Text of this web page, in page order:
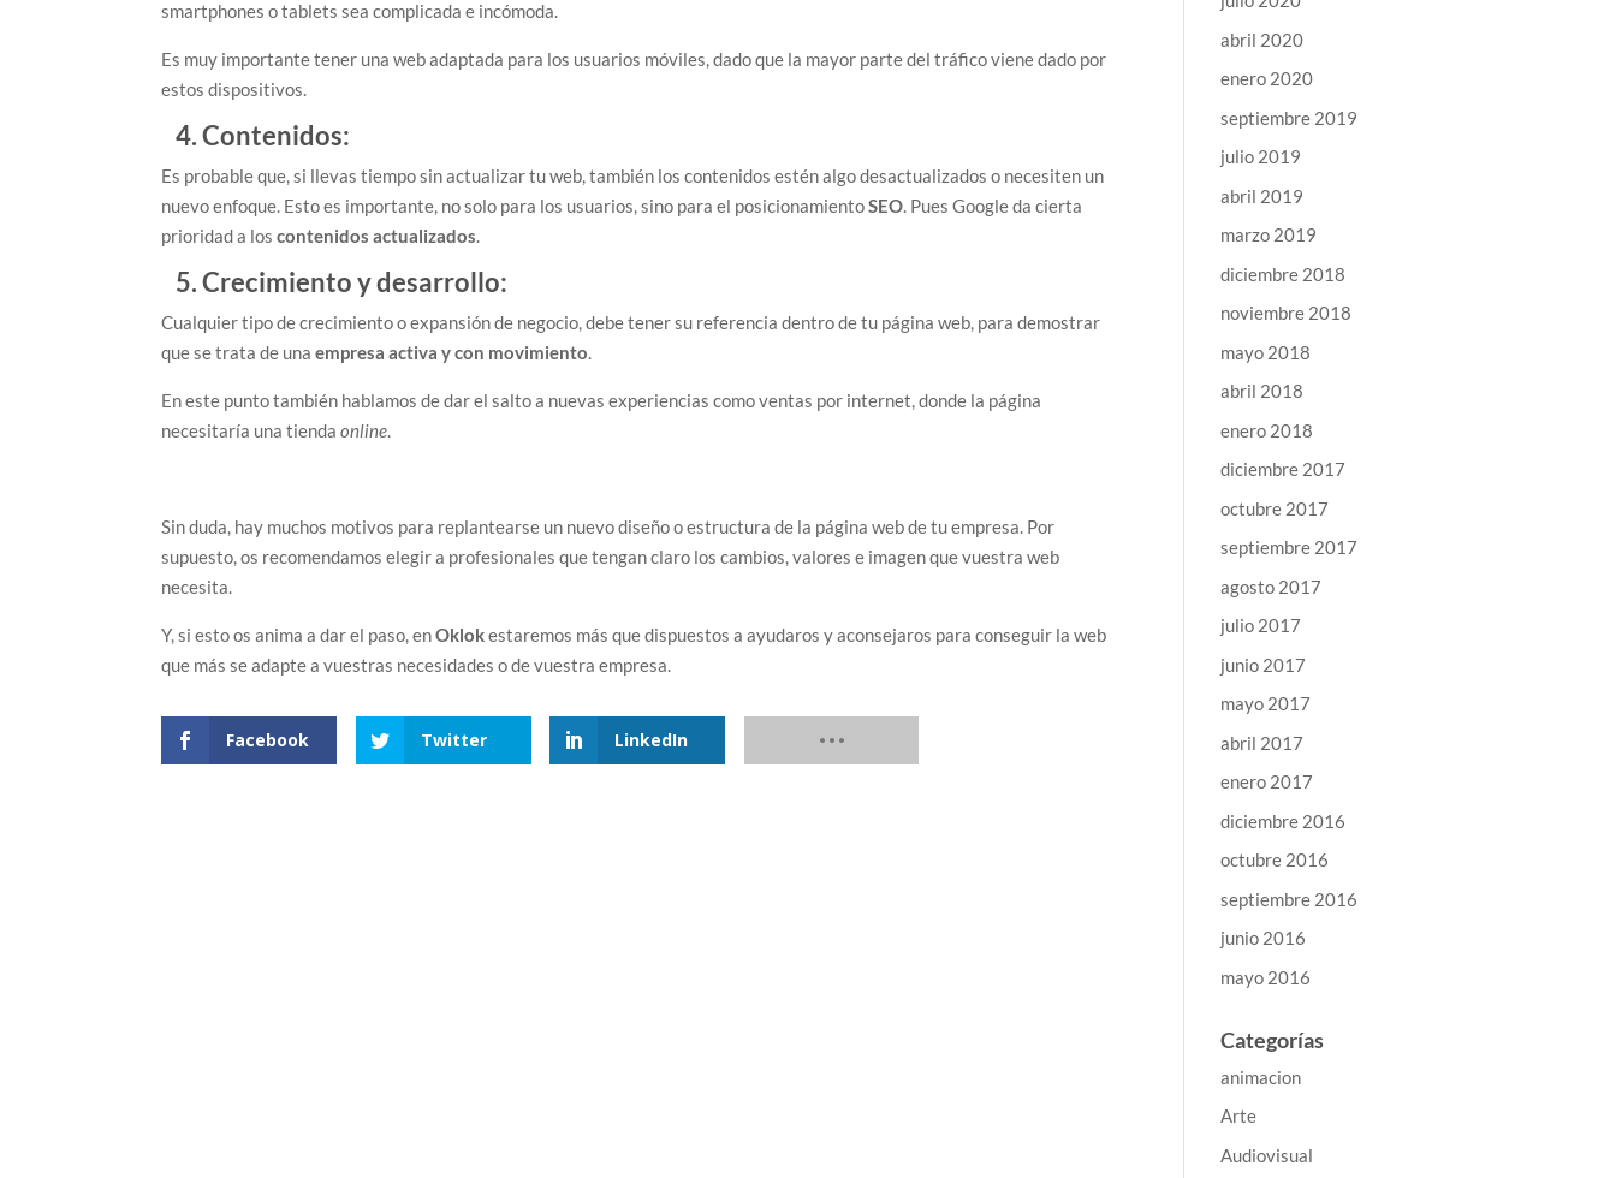
smartphones o tablets sea complicada e incómoda.
Es muy importante tener una web adaptada para los usuarios móviles, dado que la mayor parte del tráfico viene dado por
estos dispositivos.
4. Contenidos:
Es probable que, si llevas tiempo sin actualizar tu web, también los contenidos estén algo desactualizados o necesiten un
nuevo enfoque. Esto es importante, no solo para los usuarios, sino para el posicionamientoSEO. Pues Google da cierta
prioridad a loscontenidos actualizados.
5. Crecimiento y desarrollo:
Cualquier tipo de crecimiento o expansión de negocio, debe tener su referencia dentro de tu página web, para demostrar
que se trata de unaempresa activa y con movimiento.
En este punto también hablamos de dar el salto a nuevas experiencias como ventas por internet, donde la página
necesitaría una tiendaonline.
Sin duda, hay muchos motivos para replantearse un nuevo diseño o estructura de la página web de tu empresa. Por
supuesto, os recomendamos elegir a profesionales que tengan claro los cambios, valores e imagen que vuestra web
necesita.
Y, si esto os anima a dar el paso, enOklokestaremos más que dispuestos a ayudaros y aconsejaros para conseguir la web
que más se adapte a vuestras necesidades o de vuestra empresa.
Facebook Twitter LinkedIn
abril 2020
enero 2020
septiembre 2019
julio 2019
abril 2019
marzo 2019
diciembre 2018
noviembre 2018
mayo 2018
abril 2018
enero 2018
diciembre 2017
octubre 2017
septiembre 2017
agosto 2017
julio 2017
junio 2017
mayo 2017
abril 2017
enero 2017
diciembre 2016
octubre 2016
septiembre 2016
junio 2016
mayo 2016
Categorías
animacion
Arte
Audiovisual